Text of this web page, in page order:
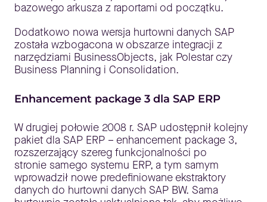
bazowego arkusza z raportami od początku.
Dodatkowo nowa wersja hurtowni danych SAP
została wzbogacona w obszarze integracji z
narzędziami BusinessObjects, jak Polestar czy
Business Planning i Consolidation.
Enhancement package 3 dla SAP ERP
W drugiej połowie 2008 r. SAP udostępnił kolejny
pakiet dla SAP ERP – enhancement package 3,
rozszerzający szereg funkcjonalności po
stronie samego systemu ERP, a tym samym
wprowadził nowe predefiniowane ekstraktory
danych do hurtowni danych SAP BW. Sama